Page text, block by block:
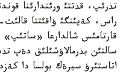
تذرئپ، قذتتئ ورئندارئنا
راس، كةيئنگئ ؤاقئتتا
قارتامئس شالدارعا «ساتئپ»
سالتئن بذرمالاؤشئلئق دةپ
اتاستئرؤ سيرةك بولسا دا